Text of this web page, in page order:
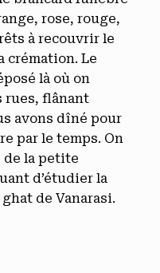
rose, rouge,
à recouvrir le
crémation. Le
là où on
rues, flânant
avons dîné pour
par le temps. On
la petite
d’étudier la
de Vanarasi.